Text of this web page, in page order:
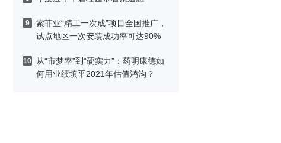
9
索菲亚“精工一次成”项目全国推广，
试点地区一次安装成功率可达90%
10
从“市梦率”到“硬实力”：药明康德如
何用业绩填平2021年估值鸿沟？